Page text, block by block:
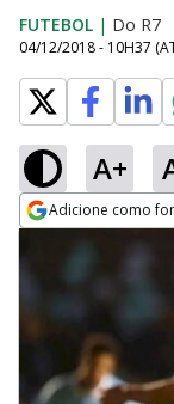
FUTEBOL | Do R7
04/12/2018 - 10H37
A+
Adicione como
Opens in new